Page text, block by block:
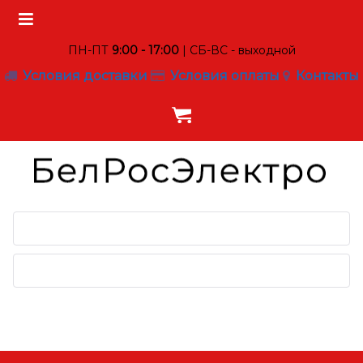
ПН-ПТ 9:00 - 17:00| СБ-ВС - выходной
Условия доставки Условия оплаты Контакты